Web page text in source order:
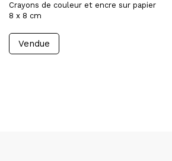
Crayons de couleur et encre sur papier
8 x 8 cm
Vendue